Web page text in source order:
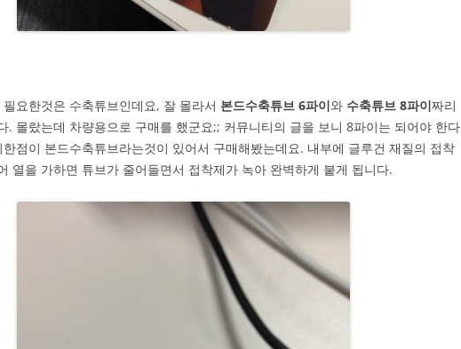
요한것은 수축튜브인데요, 잘 몰라서 본드수축튜브 6파이와 수축튜브 8파이짜리
. 몰랐는데 차량용으로 구매를 했군요;; 커뮤니티의 글을 보니 8파이는 되어야 한다
점이 본드수축튜브라는것이 있어서 구매해봤는데요. 내부에 글루건 재질의 접착
열을 가하면 튜브가 줄어들면서 접착제가 녹아 완벽하게 붙게 됩니다.